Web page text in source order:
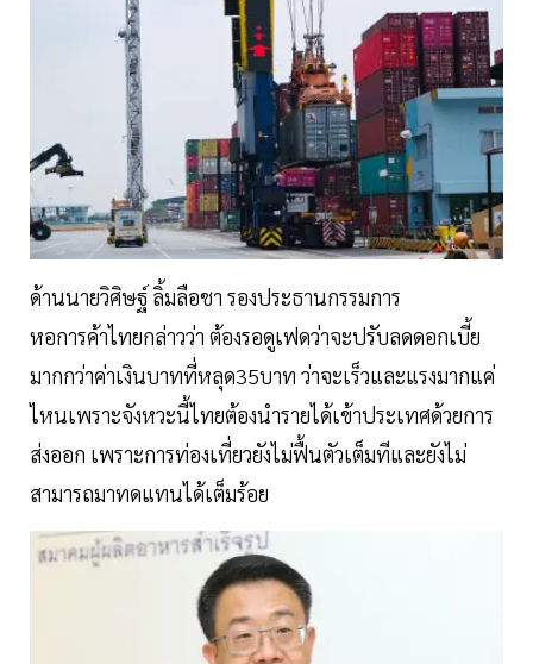
ด้านนายวิศิษฐ์ ลิ้มลือชา รองประธานกรรมการ
หอการค้าไทยกล่าวว่า ต้องรอดูเฟดว่าจะปรับลดดอกเบี้ย
มากกว่าค่าเงินบาทที่หลุด35บาท ว่าจะเร็วและแรงมากแค่
ไหนเพราะจังหวะนี้ไทยต้องนำรายได้เข้าประเทศด้วยการ
ส่งออก เพราะการท่องเที่ยวยังไม่ฟื้นตัวเต็มทีและยังไม่
สามารถมาทดแทนได้เต็มร้อย